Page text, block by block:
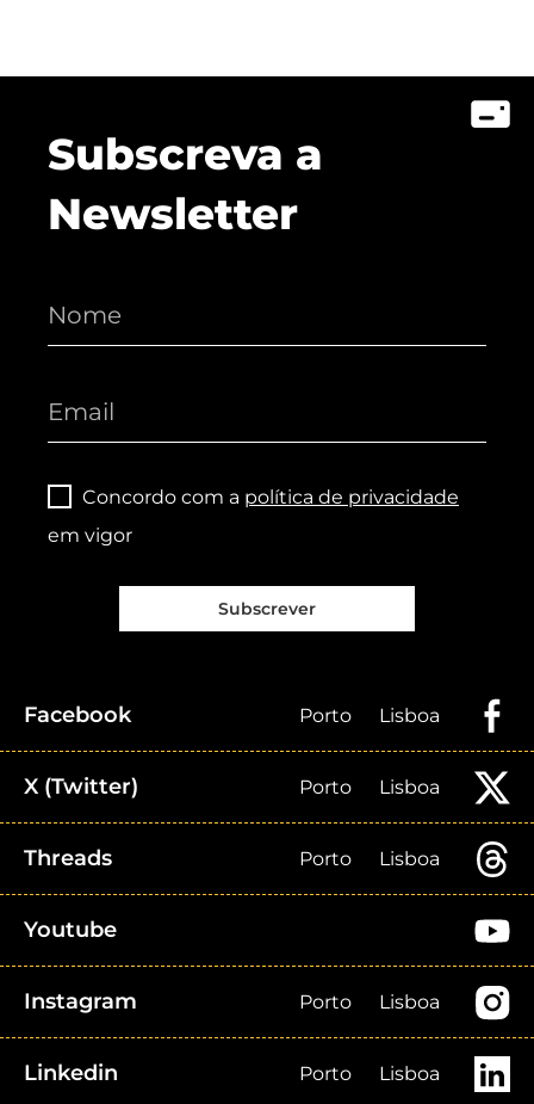
Subscreva a
Newsletter
Concordo com a política de privacidade
em vigor
Subscrever
Facebook Porto Lisboa
X (Twitter) Porto Lisboa
Threads Porto Lisboa
Youtube
Instagram Porto Lisboa
Linkedin Porto Lisboa